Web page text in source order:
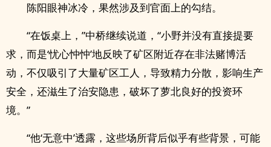
陈阳眼神冰冷，果然涉及到官面上的勾结。
“在饭桌上，”中桥继续说道，“小野并没有直接提要
求，而是‘忧心忡忡’地反映了矿区附近存在非法赌博活
动，不仅吸引了大量矿区工人，导致精力分散，影响生产
安全，还滋生了治安隐患，破坏了萝北良好的投资环
境。”
“他‘无意中’透露，这些场所背后似乎有些背景，可能